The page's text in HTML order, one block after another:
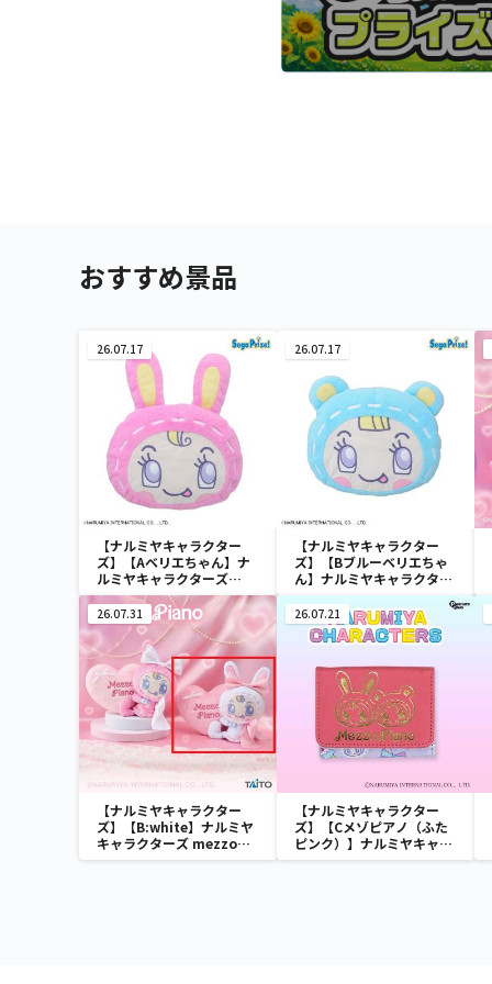
おすすめ景品
26.07.17
【ナルミヤキャラクター
ズ】【Aベリエちゃん】ナ
ルミヤキャラクターズ
[PtZ]フェイスクッショ
ン‐ベリエちゃん‐
26.07.17
【ナルミヤキャラクター
ズ】【Bブルーベリエちゃ
ん】ナルミヤキャラクター
ズ [PtZ]フェイスクッショ
ン‐ベリエちゃん‐
26.07.31
【ナルミヤキャラクター
ズ】【B:white】ナルミヤ
キャラクターズ mezzo
piano withぬいぐるみ ～
26.07.21
【ナルミヤキャラクター
ズ】【Cメゾピアノ（ふた
ピンク）】ナルミヤキャラ
クターズ ミニウォレット